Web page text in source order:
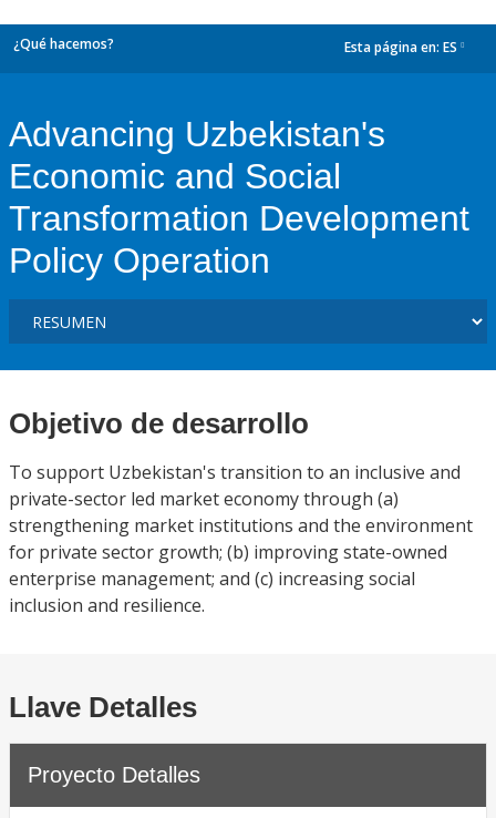
¿Qué hacemos? Esta página en: ES
Advancing Uzbekistan's
Economic and Social
Transformation Development
Policy Operation
Objetivo de desarrollo
To support Uzbekistan's transition to an inclusive and
private-sector led market economy through (a)
strengthening market institutions and the environment
for private sector growth; (b) improving state-owned
enterprise management; and (c) increasing social
inclusion and resilience.
Llave Detalles
Proyecto Detalles